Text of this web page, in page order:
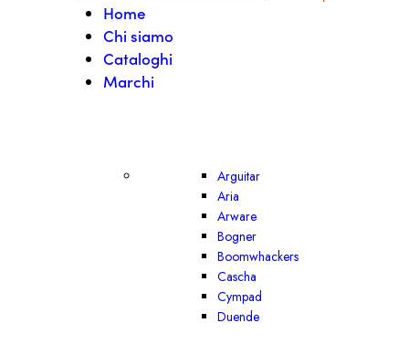
Home
Chi siamo
Cataloghi
Marchi
Arguitar
Aria
Arware
Bogner
Boomwhackers
Cascha
Cympad
Duende